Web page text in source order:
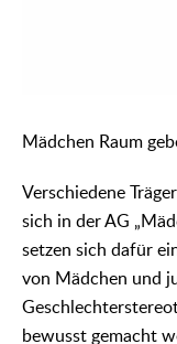
Mädchen Raum
Verschiedene
sich in der AG
setzen sich dafür
von Mädchen und
bewusst gemacht